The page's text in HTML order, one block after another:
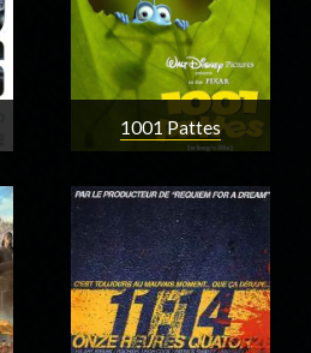
1001 Pattes